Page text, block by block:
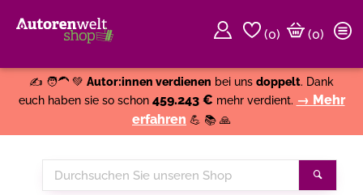
(0)
(0)
✍️ 🧑‍🦱 💚 Autor:innen verdienen bei uns doppelt. Dank
euch haben sie so schon 459.243 € mehr verdient. → Mehr
erfahren 💪 📚 🙏
Durchsuchen
Sie